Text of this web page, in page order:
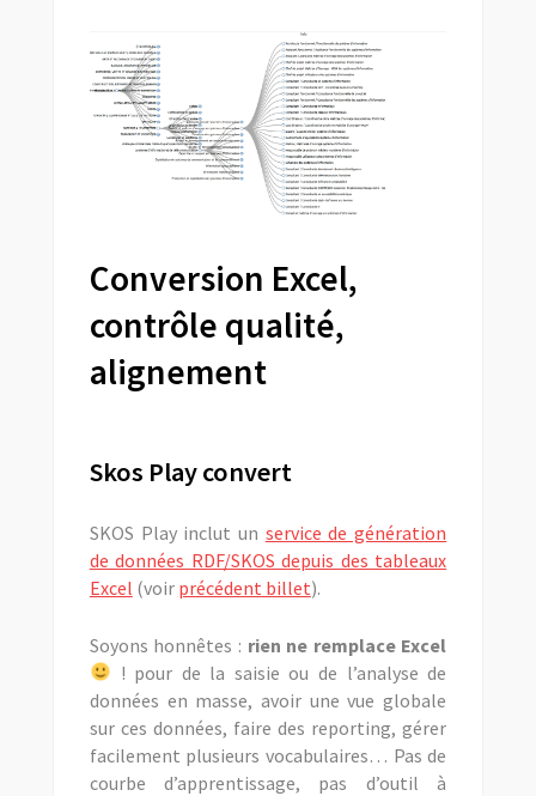
Conversion Excel,
contrôle qualité,
alignement
Skos Play convert
SKOS Play inclut un service de génération
de données RDF/SKOS depuis des tableaux
Excel (voir précédent billet).
Soyons honnêtes : rien ne remplace Excel
! pour de la saisie ou de l’analyse de
données en masse, avoir une vue globale
sur ces données, faire des reporting, gérer
facilement plusieurs vocabulaires… Pas de
courbe d’apprentissage, pas d’outil à